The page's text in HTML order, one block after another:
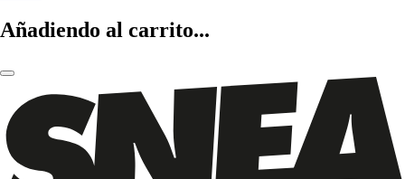
Añadiendo al carrito...